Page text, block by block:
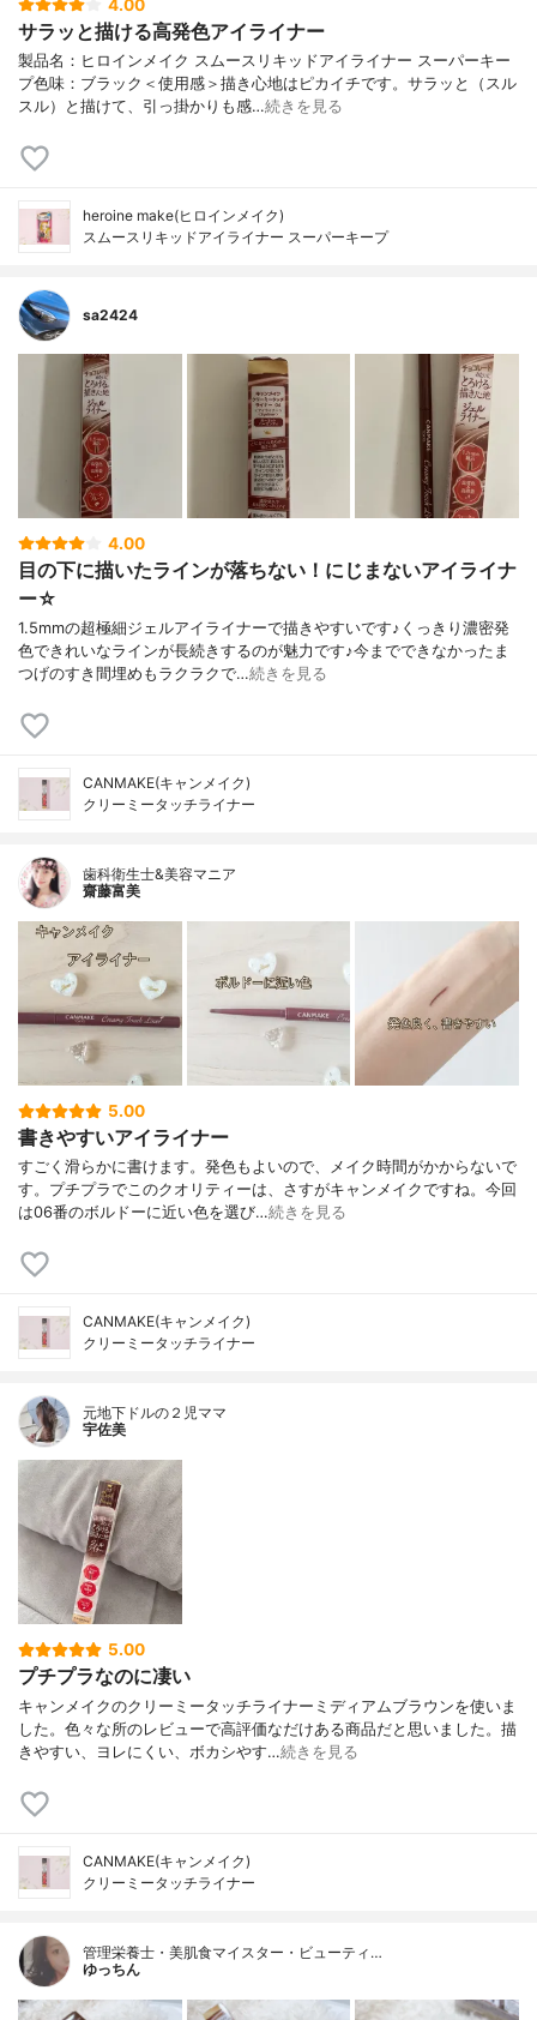
4.00
サラッと描ける高発色アイライナー
製品名：ヒロインメイク スムースリキッドアイライナー スーパーキー
プ色味：ブラック＜使用感＞描き心地はピカイチです。サラッと（スル
スル）と描けて、引っ掛かりも感…続きを見る
heroine make(ヒロインメイク)
スムースリキッドアイライナー スーパーキープ
sa2424
4.00
目の下に描いたラインが落ちない！にじまないアイライナ
ー☆
1.5mmの超極細ジェルアイライナーで描きやすいです♪くっきり濃密発
色できれいなラインが長続きするのが魅力です♪今までできなかったま
つげのすき間埋めもラクラクで…続きを見る
CANMAKE(キャンメイク)
クリーミータッチライナー
歯科衛生士&美容マニア
齋藤富美
5.00
書きやすいアイライナー
すごく滑らかに書けます。発色もよいので、メイク時間がかからないで
す。プチプラでこのクオリティーは、さすがキャンメイクですね。今回
は06番のボルドーに近い色を選び…続きを見る
CANMAKE(キャンメイク)
クリーミータッチライナー
元地下ドルの２児ママ
宇佐美
5.00
プチプラなのに凄い
キャンメイクのクリーミータッチライナーミディアムブラウンを使いま
した。色々な所のレビューで高評価なだけある商品だと思いました。描
きやすい、ヨレにくい、ボカシやす…続きを見る
CANMAKE(キャンメイク)
クリーミータッチライナー
管理栄養士・美肌食マイスター・ビューティ…
ゆっちん